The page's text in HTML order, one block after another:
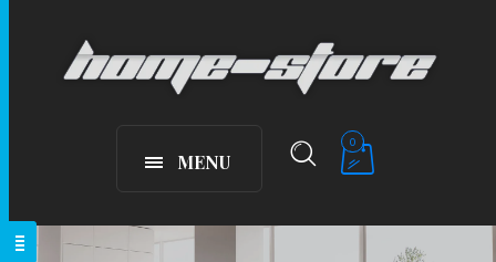
MENU
0